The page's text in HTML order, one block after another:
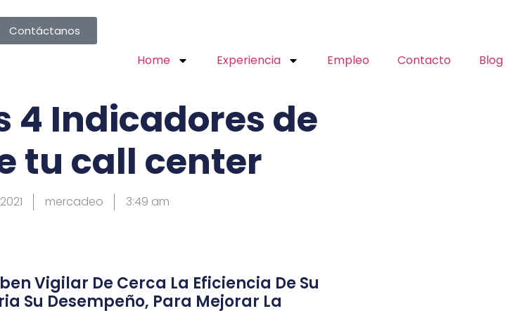
Contáctanos
Home Experiencia Empleo Contacto Blog
4 Indicadores de
tu call center
mercadeo 3:49 am
Vigilar De Cerca La Eficiencia De Su
Su Desempeño, Para Mejorar La